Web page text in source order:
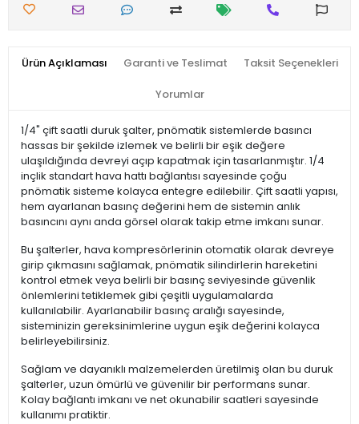
Ürün Açıklaması Garanti ve Teslimat Taksit Seçenekleri
Yorumlar
1/4" çift saatli duruk şalter, pnömatik sistemlerde basıncı
hassas bir şekilde izlemek ve belirli bir eşik değere
ulaşıldığında devreyi açıp kapatmak için tasarlanmıştır. 1/4
inçlik standart hava hattı bağlantısı sayesinde çoğu
pnömatik sisteme kolayca entegre edilebilir. Çift saatli yapısı,
hem ayarlanan basınç değerini hem de sistemin anlık
basıncını aynı anda görsel olarak takip etme imkanı sunar.
Bu şalterler, hava kompresörlerinin otomatik olarak devreye
girip çıkmasını sağlamak, pnömatik silindirlerin hareketini
kontrol etmek veya belirli bir basınç seviyesinde güvenlik
önlemlerini tetiklemek gibi çeşitli uygulamalarda
kullanılabilir. Ayarlanabilir basınç aralığı sayesinde,
sisteminizin gereksinimlerine uygun eşik değerini kolayca
belirleyebilirsiniz.
Sağlam ve dayanıklı malzemelerden üretilmiş olan bu duruk
şalterler, uzun ömürlü ve güvenilir bir performans sunar.
Kolay bağlantı imkanı ve net okunabilir saatleri sayesinde
kullanımı pratiktir.